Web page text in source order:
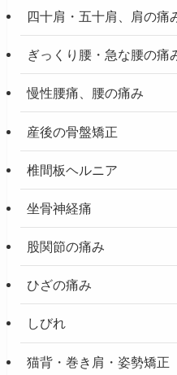
四十肩・五十肩、肩の痛
ぎっくり腰・急な腰の痛
慢性腰痛、腰の痛み
産後の骨盤矯正
椎間板ヘルニア
坐骨神経痛
股関節の痛み
ひざの痛み
しびれ
猫背・巻き肩・姿勢矯正